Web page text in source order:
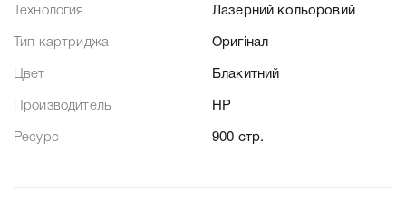
Технология Лазерний кольоровий
Тип картриджа Оригінал
Цвет Блакитний
Производитель HP
Ресурс 900 стр.